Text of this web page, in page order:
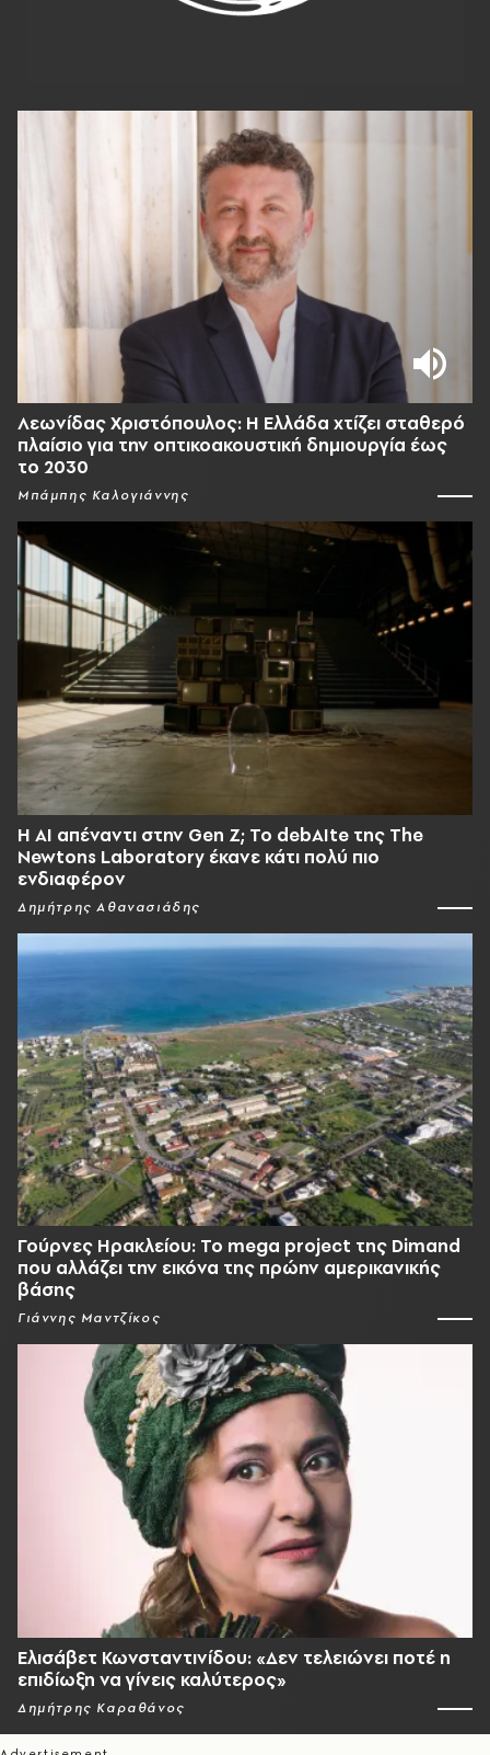
Λεωνίδας Χριστόπουλος: Η Ελλάδα χτίζει σταθερό
πλαίσιο για την οπτικοακουστική δημιουργία έως
το 2030
Μπάμπης Καλογιάννης
Η AI απέναντι στην Gen Z; Το debAIte της The
Newtons Laboratory έκανε κάτι πολύ πιο
ενδιαφέρον
Δημήτρης Αθανασιάδης
Γούρνες Ηρακλείου: To mega project της Dimand
που αλλάζει την εικόνα της πρώην αμερικανικής
βάσης
Γιάννης Μαντζίκος
Ελισάβετ Κωνσταντινίδου: «Δεν τελειώνει ποτέ η
επιδίωξη να γίνεις καλύτερος»
Δημήτρης Καραθάνος